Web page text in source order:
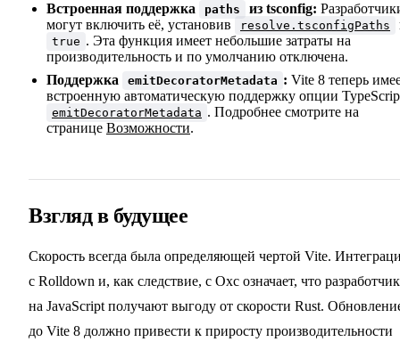
Встроенная поддержка paths из tsconfig:
могут включить её, установив
resolve.tsconfigPaths
true . Эта функция имеет небольшие затраты на
производительность и по умолчанию отключена.
Поддержка
emitDecoratorMetadata : Vite 8 теперь
встроенную автоматическую поддержку опции
emitDecoratorMetadata . Подробнее смотрите на
странице Возможности.
Взгляд в будущее
Скорость всегда была определяющей чертой Vite.
с Rolldown и, как следствие, с Oxc означает, что
на JavaScript получают выгоду от скорости Rust.
до Vite 8 должно привести к приросту производительности